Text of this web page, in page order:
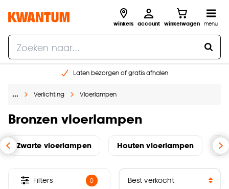
winkels account winkelwagen menu
Laten bezorgen of gratis afhalen
Gratis raam advies en opmeten aan huis
… Verlichting Vloerlampen
Bronzen vloerlampen
Zwarte vloerlampen Houten vloerlampen
Filters 0